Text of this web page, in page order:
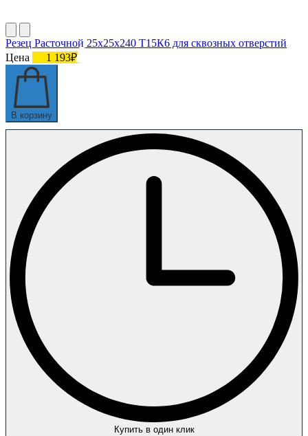
Резец Расточной 25х25х240 Т15К6 для сквозных отверстий
Цена
1 193₽
В корзину
Купить в один клик